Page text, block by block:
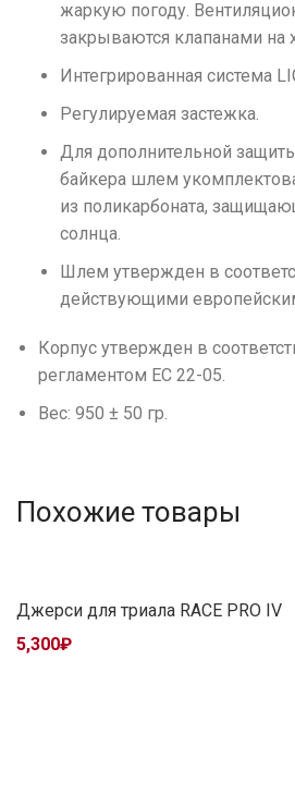
жаркую погоду.
закрываются клапанами на
Интегрированная система
Регулируемая застежка.
Для дополнительной
байкера шлем
из поликарбоната,
солнца.
Шлем утвержден в
действующими
Корпус утвержден в
регламентом ЕС 22-05.
Вес: 950 ± 50 гр.
Похожие товары
Джерси для триала RACE PRO IV
5,300₽